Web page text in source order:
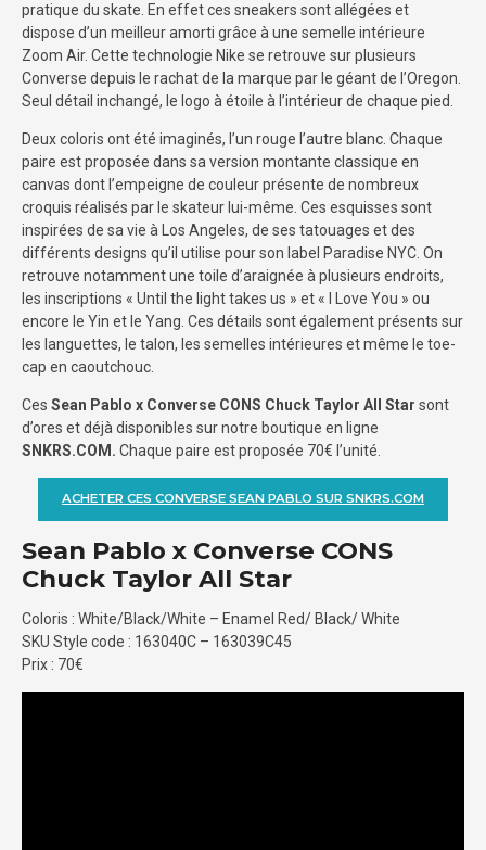
pratique du skate. En effet ces sneakers sont allégées et
dispose d’un meilleur amorti grâce à une semelle intérieure
Zoom Air. Cette technologie Nike se retrouve sur plusieurs
Converse depuis le rachat de la marque par le géant de l’Oregon.
Seul détail inchangé, le logo à étoile à l’intérieur de chaque pied.
Deux coloris ont été imaginés, l’un rouge l’autre blanc. Chaque
paire est proposée dans sa version montante classique en
canvas dont l’empeigne de couleur présente de nombreux
croquis réalisés par le skateur lui-même. Ces esquisses sont
inspirées de sa vie à Los Angeles, de ses tatouages et des
différents designs qu’il utilise pour son label Paradise NYC. On
retrouve notamment une toile d’araignée à plusieurs endroits,
les inscriptions « Until the light takes us » et « I Love You » ou
encore le Yin et le Yang. Ces détails sont également présents sur
les languettes, le talon, les semelles intérieures et même le toe-
cap en caoutchouc.
Ces Sean Pablo x Converse CONS Chuck Taylor All Star sont
d’ores et déjà disponibles sur notre boutique en ligne
SNKRS.COM. Chaque paire est proposée 70€ l’unité.
ACHETER CES CONVERSE SEAN PABLO SUR SNKRS.COM
Sean Pablo x Converse CONS
Chuck Taylor All Star
Coloris : White/Black/White – Enamel Red/ Black/ White
SKU Style code : 163040C – 163039C45
Prix : 70€